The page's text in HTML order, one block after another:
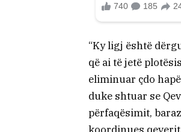
“Ky ligj është
që ai të jetë
eliminuar çdo
duke shtuar se
përfaqësimit,